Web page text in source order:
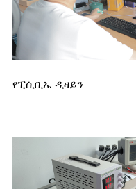
የፒሲቢኤ ዲዛይን